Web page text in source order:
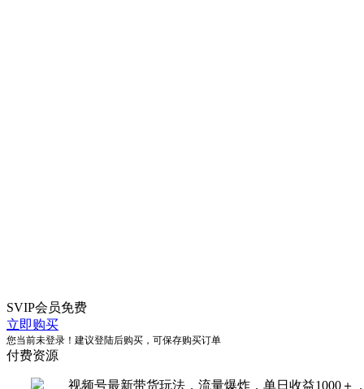
SVIP会员免费
立即购买
您当前未登录！建议登陆后购买，可保存购买订单
付费资源